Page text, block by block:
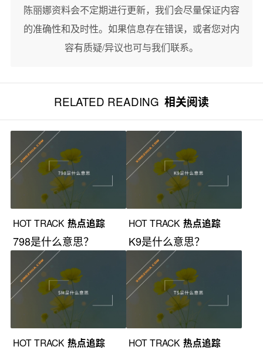
陈丽娜资料会不定期进行更新，我们会尽量保证内容
的准确性和及时性。如果信息存在错误，或者您对内
容有质疑/异议也可与我们联系。
RELATED READING 相关阅读
HOT TRACK 热点追踪
798是什么意思？
HOT TRACK 热点追踪
K9是什么意思？
HOT TRACK 热点追踪 HOT TRACK 热点追踪